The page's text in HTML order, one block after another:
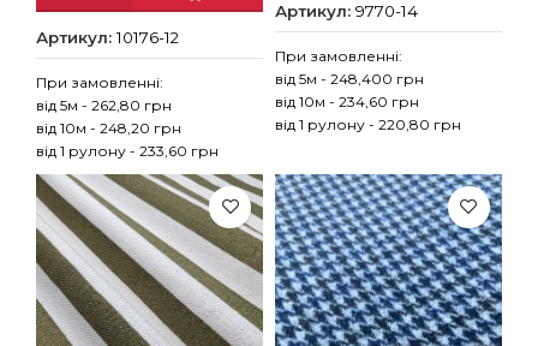
Артикул:10176-12
При замовленні:
від 5м - 262,80 грн
від 10м - 248,20 грн
від 1 рулону - 233,60 грн
Артикул: 9770-14
При замовленні:
від 5м - 248,400 грн
від 10м - 234,60 грн
від 1 рулону - 220,80 грн